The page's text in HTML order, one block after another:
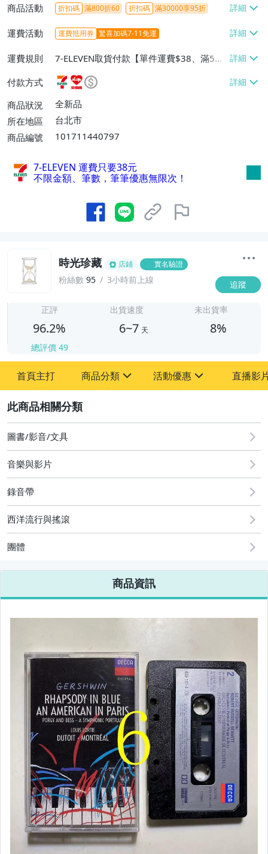
商品活動 折扣碼 滿800折60 折扣碼 滿30000享95折
運費活動 運費抵用券 驚喜加碼7-11免運
運費規則
7-ELEVEN取貨付款【單件運費$38、滿5件
或消費滿$1298免運費】、7-ELEVEN取貨
不付款【免運費】、萊爾富取貨付款【單件
運費$60、滿5件或消費滿$1298免運
費】、宅配/貨運【單件運費$120、滿5件
付款方式
商品狀況
全新品
所在地區
台北市
商品編號
101711440797
7-ELEVEN 運費只要38元
不限金額、筆數，筆筆優惠無限次！
時光珍藏 店鋪 實名驗證
粉絲數 95 3小時前上線 追蹤
正評
96.2%
總評價 49
出貨速度
6~7 天
未出貨率
8%
首頁主打 商品分類
其它
活動優惠
[全店] 粉絲專享
[全店] 週年慶
直播影
圖書/影音/文具
音樂與影片
錄音帶
西洋流行與搖滾
團體
商品資訊